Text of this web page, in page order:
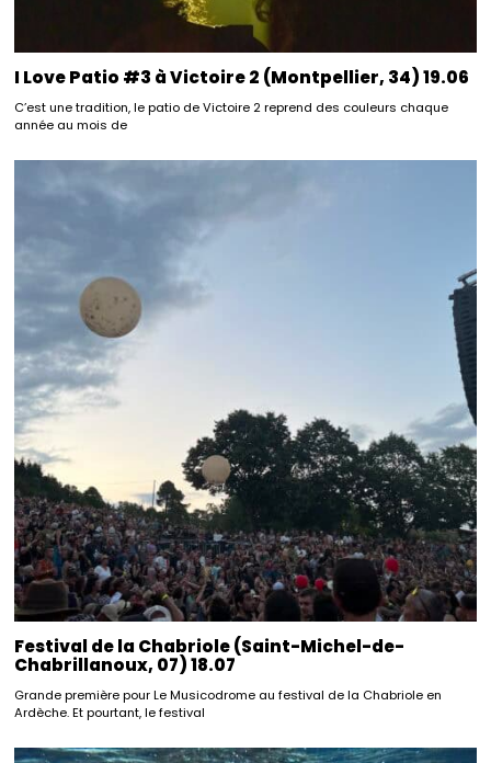
I Love Patio #3 à Victoire 2 (Montpellier, 34) 19.06
C’est une tradition, le patio de Victoire 2 reprend des couleurs chaque
année au mois de
Festival de la Chabriole (Saint-Michel-de-
Chabrillanoux, 07) 18.07
Grande première pour Le Musicodrome au festival de la Chabriole en
Ardèche. Et pourtant, le festival